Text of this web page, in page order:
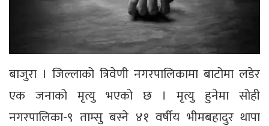
बाजुरा । जिल्लाको त्रिवेणी नगरपालिकामा बाटोमा लडेर
एक जनाको मृत्यु भएको छ । मृत्यु हुनेमा सोही
नगरपालिका-९ ताम्सु बस्ने ४१ वर्षीय भीमबहादुर थापा